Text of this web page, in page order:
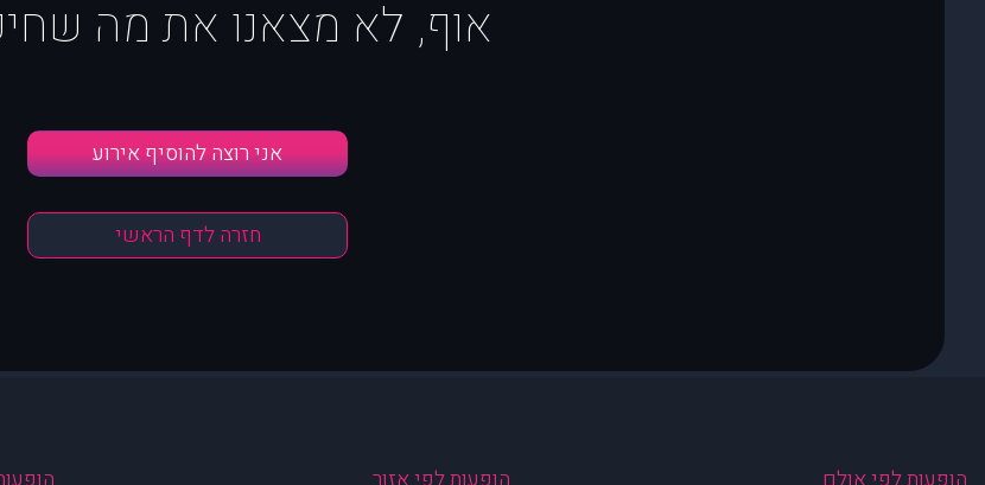
אוף, לא מצאנו את מה
אני רוצה להוסיף אירוע
חזרה לדף הראשי